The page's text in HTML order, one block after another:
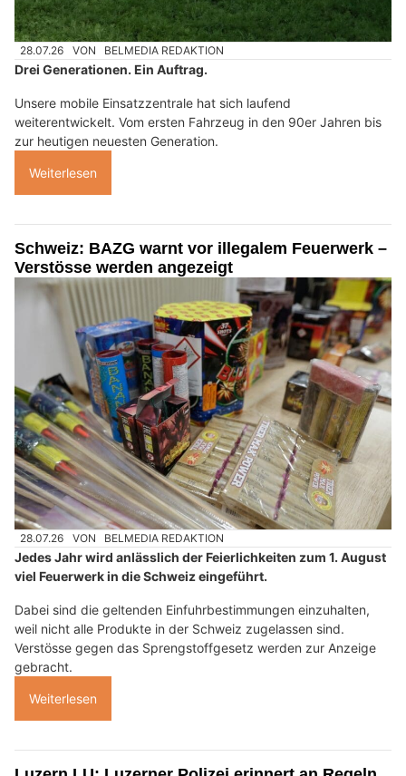
28.07.26 VON BELMEDIA REDAKTION
Drei Generationen. Ein Auftrag.
Unsere mobile Einsatzzentrale hat sich laufend
weiterentwickelt. Vom ersten Fahrzeug in den 90er Jahren bis
zur heutigen neuesten Generation.
Weiterlesen
Schweiz: BAZG warnt vor illegalem Feuerwerk –
Verstösse werden angezeigt
28.07.26 VON BELMEDIA REDAKTION
Jedes Jahr wird anlässlich der Feierlichkeiten zum 1. August
viel Feuerwerk in die Schweiz eingeführt.
Dabei sind die geltenden Einfuhrbestimmungen einzuhalten,
weil nicht alle Produkte in der Schweiz zugelassen sind.
Verstösse gegen das Sprengstoffgesetz werden zur Anzeige
gebracht.
Weiterlesen